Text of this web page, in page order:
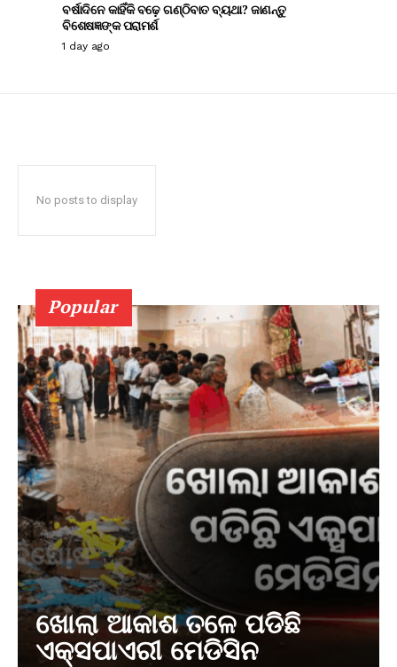
ବର୍ଷାଦିନେ କାହିଁକି ବଢ଼େ ଗଣ୍ଠିବାତ ବ୍ୟଥା? ଜାଣନ୍ତୁ
ବିଶେଷଜ୍ଞଙ୍କ ପରାମର୍ଶ
1 day ago
No posts to display
Popular
ଖୋଲା ଆକାଶ ତଳେ ପଡିଛି
ଏକ୍ସପାଏରୀ ମେଡିସିନ